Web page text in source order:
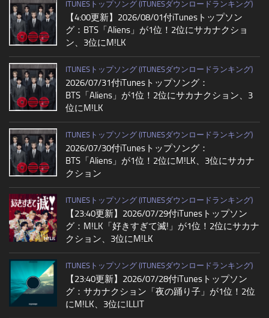
ITUNESトップソング (ITUNESダウンロードランキング)
【4:00更新】2026/08/01付iTunesトップソン
グ：BTS「Aliens」が1位！2位にサカナクショ
ン、3位にM!LK
ITUNESトップソング (ITUNESダウンロードランキング)
2026/07/31付iTunesトップソング：
BTS「Aliens」が1位！2位にサカナクション、3
位にM!LK
ITUNESトップソング (ITUNESダウンロードランキング)
2026/07/30付iTunesトップソング：
BTS「Aliens」が1位！2位にM!LK、3位にサカナ
クション
ITUNESトップソング (ITUNESダウンロードランキング)
【23:40更新】2026/07/29付iTunesトップソン
グ：M!LK「好きすぎて滅!」が1位！2位にサカナ
クション、3位にM!LK
ITUNESトップソング (ITUNESダウンロードランキング)
【23:40更新】2026/07/28付iTunesトップソン
グ：サカナクション「夜の踊り子」が1位！2位
にM!LK、3位にILLIT